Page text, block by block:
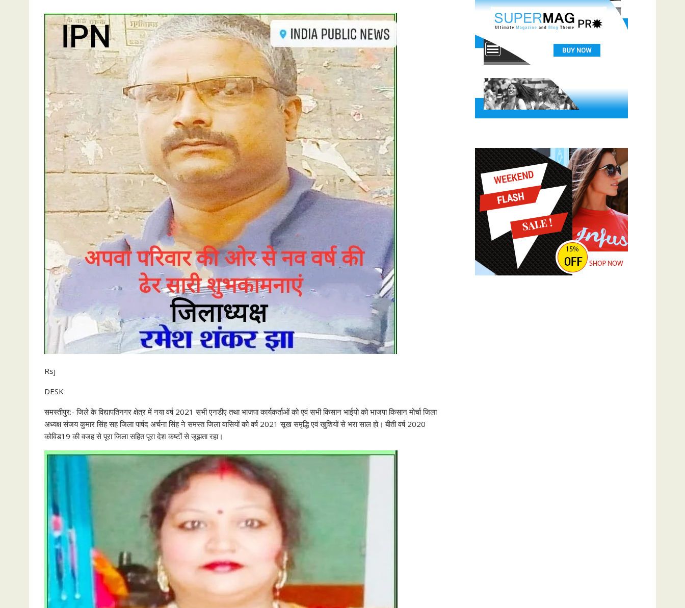
Rsj
DESK
समस्तीपुर:- जिले के विद्यापतिनगर क्षेत्र में नया वर्ष 2021 सभी एनडीए तथा भाजपा कार्यकर्ताओं को एवं सभी किसान भाईयो को भाजपा किसान मोर्चा जिला
अध्यक्ष संजय कुमार सिंह सह जिला पार्षद अर्चना सिंह ने समस्त जिला वासियों को वर्ष 2021 सूख समृद्धि एवं खुशियों से भरा साल हो। बीती वर्ष 2020
कोविड19 की वजह से पूरा जिला सहित पूरा देश कष्टों से जूझता रहा।